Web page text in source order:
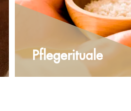
Pflegerituale